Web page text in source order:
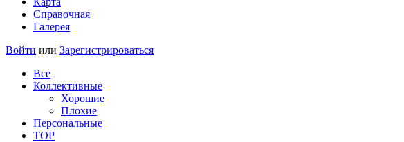
Справочная
Галерея
Войти или Зарегистрироваться
Все
Коллективные
Хорошие
Плохие
Персональные
TOP